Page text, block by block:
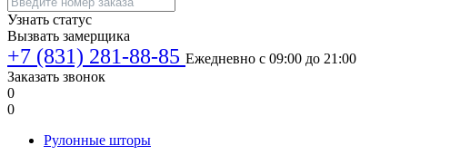
Узнать статус
Вызвать замерщика
+7 (831) 281-88-85 Ежедневно с 09:00 до 21:00
Заказать звонок
0
0
Рулонные шторы